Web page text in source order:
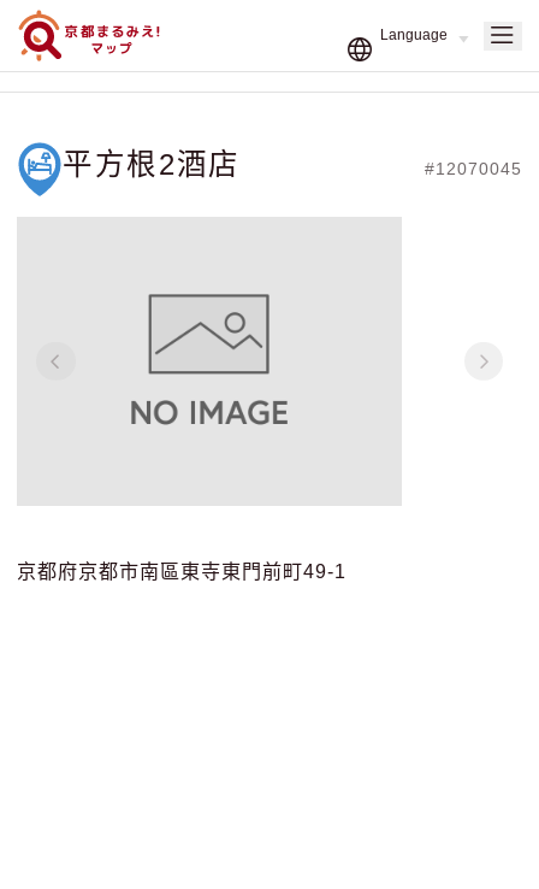
平方根2酒店 #12070045
京都府京都市南區東寺東門前町49-1